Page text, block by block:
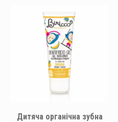
Дитяча органічна зубна